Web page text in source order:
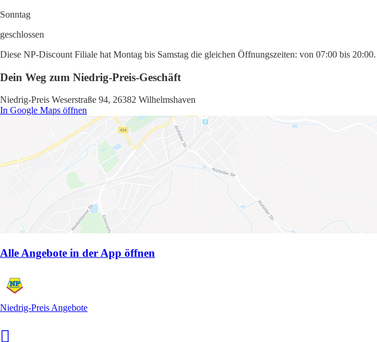
Sonntag
geschlossen
Diese NP-Discount Filiale hat Montag bis Samstag die gleichen Öffnungszeiten: von 07:00 bis
Dein Weg zum Niedrig-Preis-Geschäft
Niedrig-Preis Weserstraße 94, 26382 Wilhelmshaven
In Google Maps öffnen
Alle Angebote in der App öffnen
Niedrig-Preis Angebote